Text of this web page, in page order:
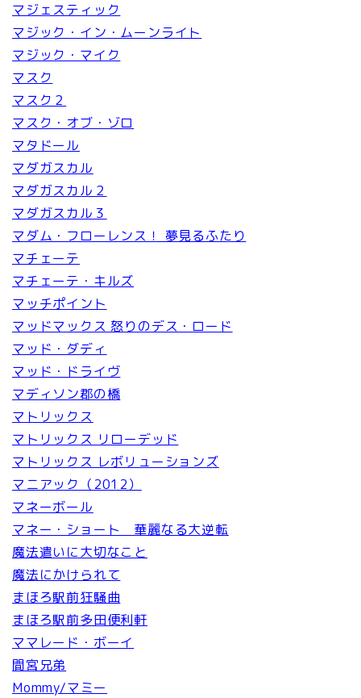
マジェスティック
マジック・イン・ムーンライト
マジック・マイク
マスク
マスク２
マスク・オブ・ゾロ
マタドール
マダガスカル
マダガスカル２
マダガスカル３
マダム・フローレンス！ 夢見るふたり
マチェーテ
マチェーテ・キルズ
マッチポイント
マッドマックス 怒りのデス・ロード
マッド・ダディ
マッド・ドライヴ
マディソン郡の橋
マトリックス
マトリックス リローデッド
マトリックス レボリューションズ
マニアック（2012）
マネーボール
マネー・ショート 華麗なる大逆転
魔法遣いに大切なこと
魔法にかけられて
まほろ駅前狂騒曲
まほろ駅前多田便利軒
ママレード・ボーイ
間宮兄弟
Mommy/マミー